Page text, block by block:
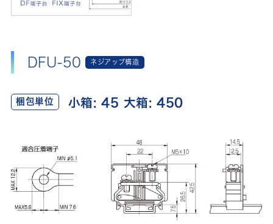
DFU-50 ネジアップ構造
梱包単位 小箱: 45 大箱: 450